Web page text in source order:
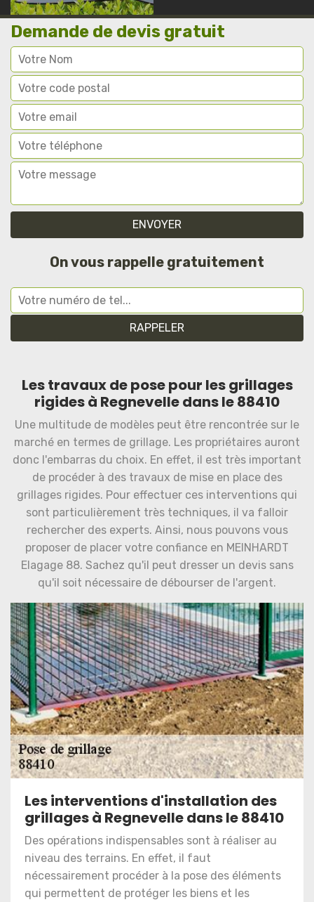
Demande de devis gratuit
On vous rappelle gratuitement
Les travaux de pose pour les grillages
rigides à Regnevelle dans le 88410
Une multitude de modèles peut être rencontrée sur le
marché en termes de grillage. Les propriétaires auront
donc l'embarras du choix. En effet, il est très important
de procéder à des travaux de mise en place des
grillages rigides. Pour effectuer ces interventions qui
sont particulièrement très techniques, il va falloir
rechercher des experts. Ainsi, nous pouvons vous
proposer de placer votre confiance en MEINHARDT
Elagage 88. Sachez qu'il peut dresser un devis sans
qu'il soit nécessaire de débourser de l'argent.
Les interventions d'installation des
grillages à Regnevelle dans le 88410
Des opérations indispensables sont à réaliser au
niveau des terrains. En effet, il faut
nécessairement procéder à la pose des éléments
qui permettent de protéger les biens et les